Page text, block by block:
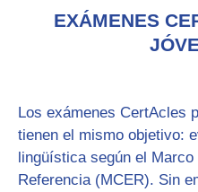
EXÁMENES
Los exámenes CertAcles
tienen el mismo objetivo:
lingüística según el Marco
Referencia (MCER). Sin